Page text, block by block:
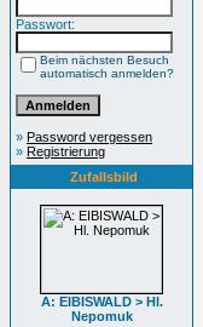
Passwort:
Beim nächsten Besuch
automatisch anmelden?
» Password vergessen
» Registrierung
Zufallsbild
A: EIBISWALD > Hl.
Nepomuk